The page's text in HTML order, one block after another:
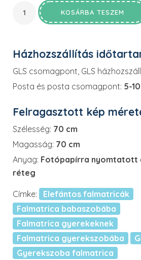
KOSÁRBA TESZEM
Házhozszállítás
GLS csomagpont, GLS
Posta és posta csomagpont: 5-
Felragasztott kép
Szélesség: 70 cm
Magasság: 70 cm
Anyag: Fotópapírra nyomtatott
réteg
Címke:
Elefántos falmatricák
Falmatrica babaszobába
Falmatrica gyerekeknek
Falmatrica gyerekszobába
Gyerekszoba falmatrica